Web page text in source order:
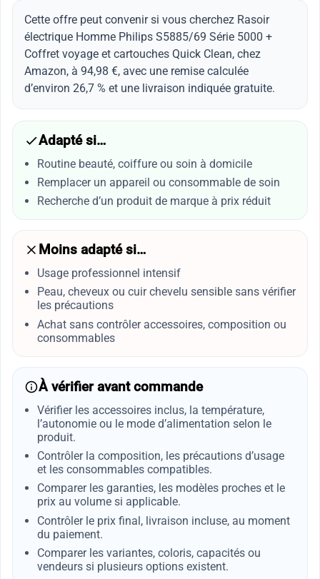
Cette offre peut convenir si vous cherchez Rasoir
électrique Homme Philips S5885/69 Série 5000 +
Coffret voyage et cartouches Quick Clean, chez
Amazon, à 94,98 €, avec une remise calculée
d’environ 26,7 % et une livraison indiquée gratuite.
Adapté si…
Routine beauté, coiffure ou soin à domicile
Remplacer un appareil ou consommable de soin
Recherche d’un produit de marque à prix réduit
Moins adapté si…
Usage professionnel intensif
Peau, cheveux ou cuir chevelu sensible sans vérifier
les précautions
Achat sans contrôler accessoires, composition ou
consommables
À vérifier avant commande
Vérifier les accessoires inclus, la température,
l’autonomie ou le mode d’alimentation selon le
produit.
Contrôler la composition, les précautions d’usage
et les consommables compatibles.
Comparer les garanties, les modèles proches et le
prix au volume si applicable.
Contrôler le prix final, livraison incluse, au moment
du paiement.
Comparer les variantes, coloris, capacités ou
vendeurs si plusieurs options existent.